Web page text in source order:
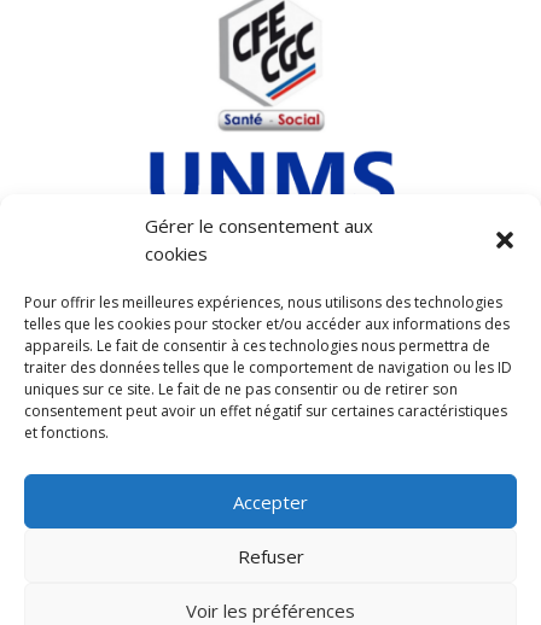
Gérer le consentement aux
cookies
Pour offrir les meilleures expériences, nous utilisons des technologies
telles que les cookies pour stocker et/ou accéder aux informations des
appareils. Le fait de consentir à ces technologies nous permettra de
traiter des données telles que le comportement de navigation ou les ID
uniques sur ce site. Le fait de ne pas consentir ou de retirer son
consentement peut avoir un effet négatif sur certaines caractéristiques
et fonctions.
Accepter
Refuser
Voir les préférences
MENTIONS LEGALES
POLITIQUE DE COOKIES (UE)
POLITIQUE DE CONFIDENTIALITÉ
ADHÉRER